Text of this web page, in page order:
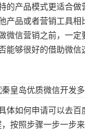
的产品模式更适合做
产品或者营销工具相
微信营销之前，一定
能够很好的借助微信
体如何申请可以去百
按照步骤一步一步